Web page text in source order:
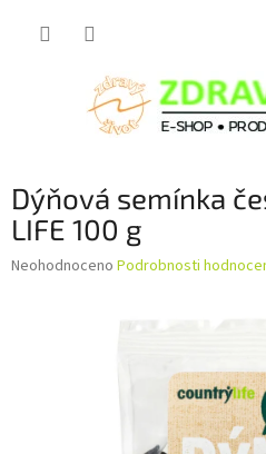
Dýňová semínka
LIFE 100 g
Průměrné
Neohodnoceno Podrobnosti